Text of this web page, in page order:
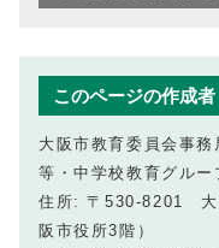
このページの作成
大阪市教育委員会事
等・中学校教育グルー
住所: 〒530-8201 大
阪市役所3階）